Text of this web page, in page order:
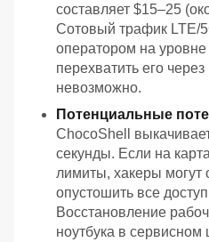
составляет $15–25
Сотовый трафик LTE/
оператором на уровне
перехватить его
невозможно.
Потенциальные
ChocoShell
секунды. Если на
лимиты, хакеры могут
опустошить все
Восстановление
ноутбука в сервисном